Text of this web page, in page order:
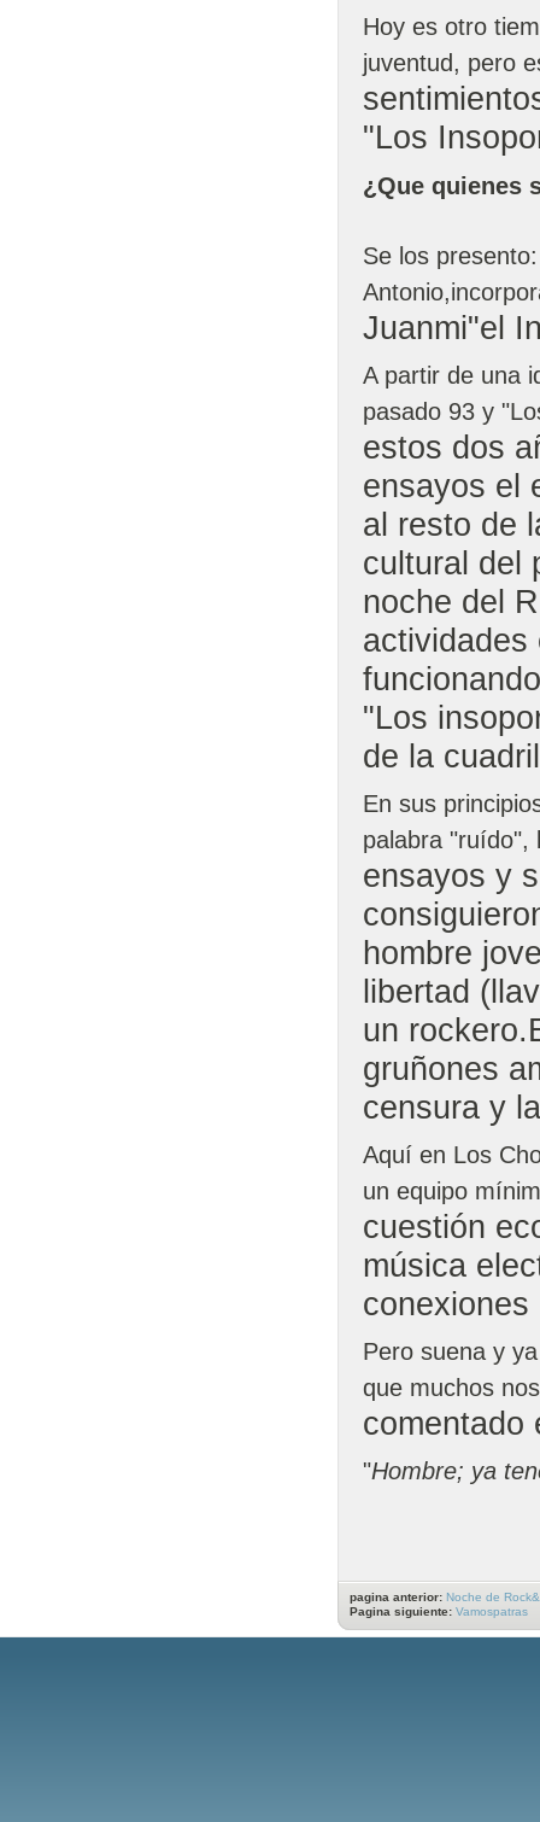
Hoy es otro
juventud, pero
"Los
¿Que quienes
Se los
Juanmi"el
A partir de una
pasado 93 y
estos dos
ensayos el
al resto de
cultural del
noche del
actividades
"Los
de la
En sus
palabra
ensayos y
hombre
libertad
un
gruñones
censura y
Aquí en Los
un equipo
cuestión
música
Pero suena y
que muchos
comentado
"Hombre; ya
pagina anterior: Noche de
Pagina siguiente: Vamospatras